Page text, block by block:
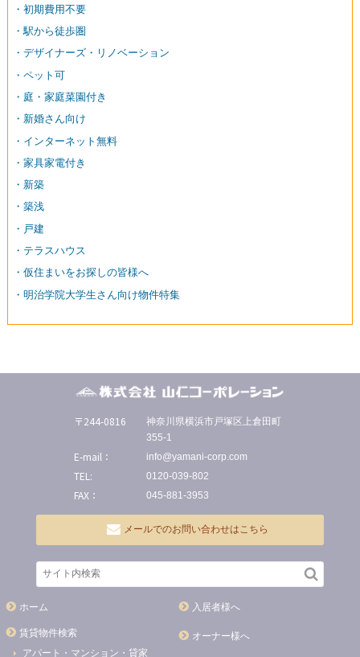
・初期費用不要
・駅から徒歩圏
・デザイナーズ・リノベーション
・ペット可
・庭・家庭菜園付き
・新婚さん向け
・インターネット無料
・家具家電付き
・新築
・築浅
・戸建
・テラスハウス
・仮住まいをお探しの皆様へ
・明治学院大学生さん向け物件特集
〒244-0816
神奈川県横浜市戸塚区上倉田町
355-1
E-mail： info@yamani-corp.com
TEL: 0120-039-802
FAX： 045-881-3953
メールでのお問い合わせはこちら
ホーム
賃貸物件検索
アパート・マンション・貸家
入居者様へ
オーナー様へ